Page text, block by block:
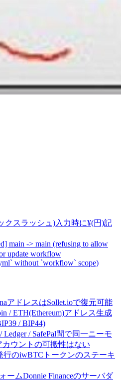
クスラッシュ)入力時に¥(円)記
main -> main (refusing to allow
update workflow
without `workflow` scope)
アドレスはSollet.ioで復元可能
/ ETH(Ethereum)アドレス生成
/ BIP44)
Ledger / SafePal間で同一ニーモ
ウントの可搬性はない
行のiwBTCトークンのステーキ
ームDonnie Financeのサーバダ